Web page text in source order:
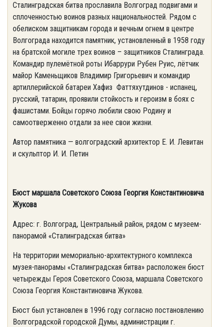
Сталинградская битва прославила Волгоград подвигами и
сплоченностью воинов разных национальностей. Рядом с
обелиском защитникам города и вечным огнем в центре
Волгограда находится памятник, установленный в 1958 году
на братской могиле трех воинов – защитников Сталинграда.
Командир пулемётной роты Ибаррури Рубен Руис, лётчик
майор Каменьщиков Владимир Григорьевич и командир
артиллерийской батареи Хафиз Фаттяхутдинов - испанец,
русский, татарин, проявили стойкость и героизм в боях с
фашистами. Бойцы горячо любили свою Родину и
самоотверженно отдали за нее свои жизни.
Автор памятника — волгоградский архитектор Е. И. Левитан
и скульптор И. И. Петин
Бюст маршала Советского Союза Георгия Константиновича
Жукова
Адрес: г. Волгоград, Центральный район, рядом с музеем-
панорамой «Сталинградская битва»
На территории мемориально-архитектурного комплекса
музея-панорамы «Сталинградская битва» расположен бюст
четырежды Героя Советского Союза, маршала Советского
Союза Георгия Константиновича Жукова.
Бюст был установлен в 1996 году согласно постановлению
Волгоградской городской Думы, администрации г.